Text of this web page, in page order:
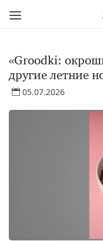
«Groodki:
другие летние
05.07.2026